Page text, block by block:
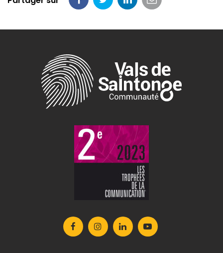
Partager
Facebook
Partager
Twitter
Partager
LinkedIn
Partager
email
Lien
vers
Lien
vers
Lien
vers
Lien
vers